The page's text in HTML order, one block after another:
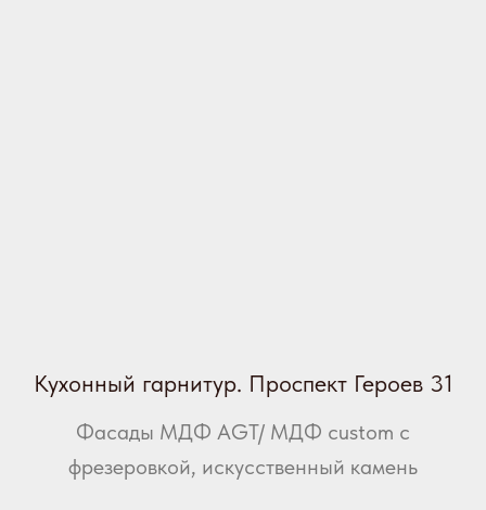
Кухонный гарнитур. Проспект Героев 31
Фасады МДФ AGT/ МДФ custom с
фрезеровкой, искусственный камень